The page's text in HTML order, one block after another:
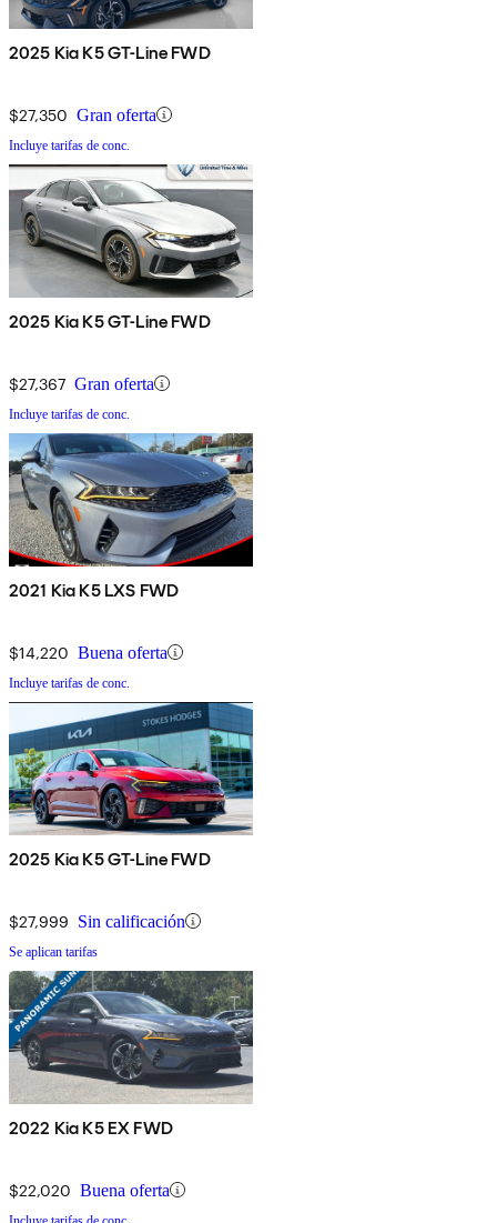
2025 Kia K5 GT-Line FWD
$27,350 Gran oferta
Incluye tarifas de conc.
2025 Kia K5 GT-Line FWD
$27,367 Gran oferta
Incluye tarifas de conc.
2021 Kia K5 LXS FWD
$14,220 Buena oferta
Incluye tarifas de conc.
2025 Kia K5 GT-Line FWD
$27,999 Sin calificación
Se aplican tarifas
2022 Kia K5 EX FWD
$22,020 Buena oferta